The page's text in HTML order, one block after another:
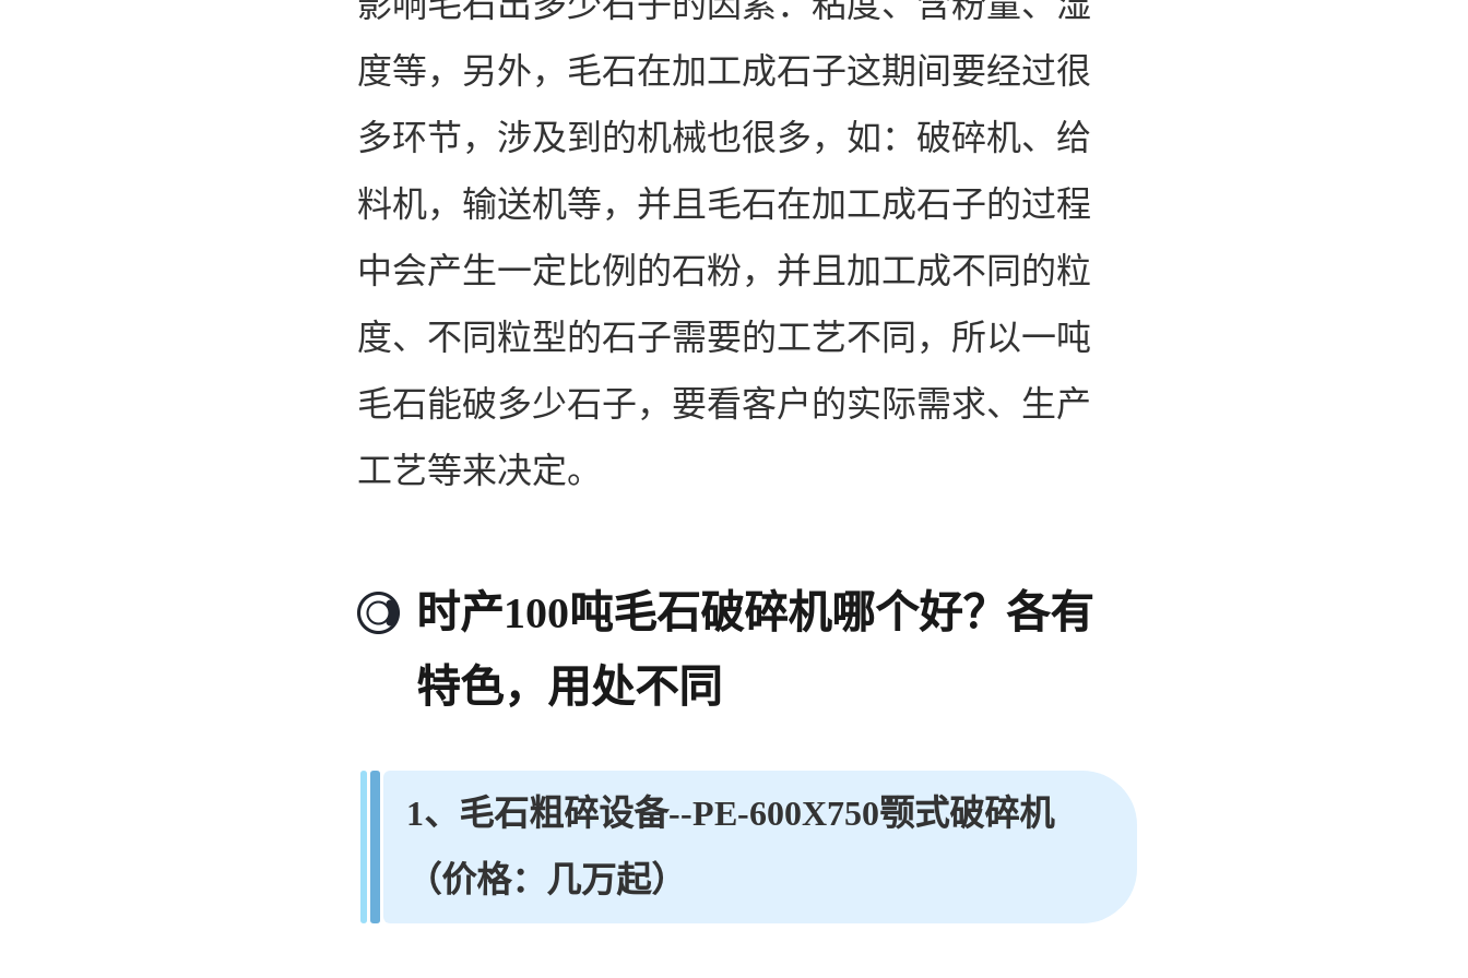
度等，另外，毛石在加工成石子这期间要经过很
多环节，涉及到的机械也很多，如：破碎机、给
料机，输送机等，并且毛石在加工成石子的过程
中会产生一定比例的石粉，并且加工成不同的粒
度、不同粒型的石子需要的工艺不同，所以一吨
毛石能破多少石子，要看客户的实际需求、生产
工艺等来决定。
时产100吨毛石破碎机哪个好？各有
特色，用处不同
1、 毛石粗碎设备--PE-600X750颚式破碎机
（价格：几万起）